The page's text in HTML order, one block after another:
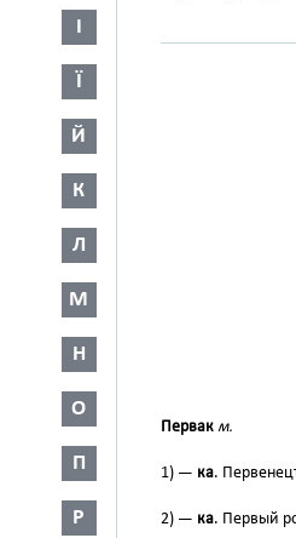
І
Ї
Й
К
Л
М
Н
О
П
Р
Первак м.
1) — ка.
2) — ка. Первый